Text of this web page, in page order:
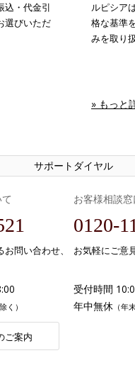
込・代金引
選びいただ
ルピシア
格な基準
みを取り
» もっと
サポートダイヤル
問い合わせ、
く）
ご案内
お客様相談窓
0120-
お気軽にご意
受付時間
年中無休 （年